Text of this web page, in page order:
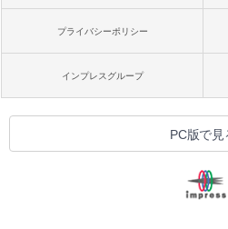
プライバシーポリシー
インプレスグループ
PC版で見